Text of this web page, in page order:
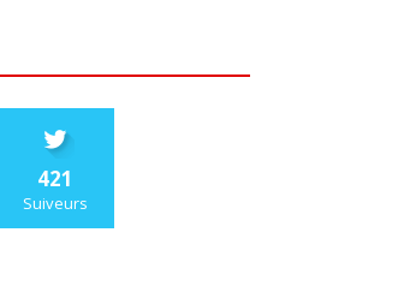
421
Suiveurs